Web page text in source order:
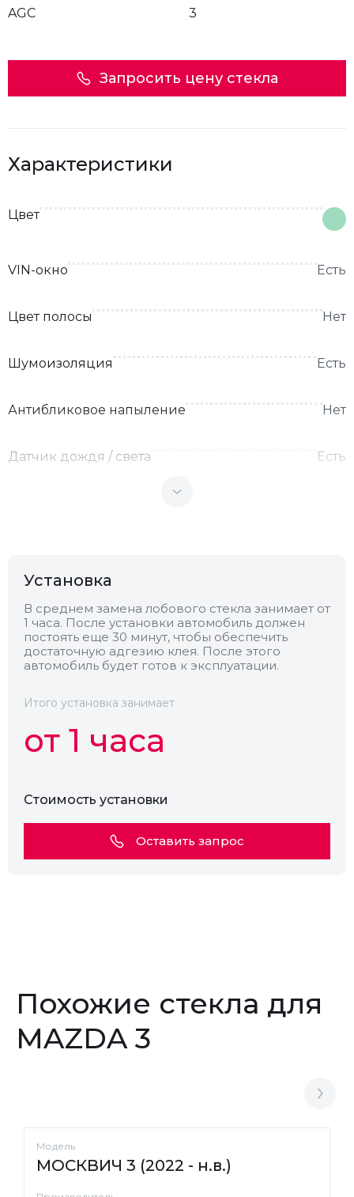
AGC 3
Запросить цену стекла
Характеристики
Цвет
VIN-окно Есть
Цвет полосы Нет
Шумоизоляция Есть
Антибликовое напыление Нет
Датчик дождя / света Есть
Обогрев
Установка
В среднем замена лобового стекла занимает от
1 часа. После установки автомобиль должен
постоять еще 30 минут, чтобы обеспечить
достаточную адгезию клея. После этого
автомобиль будет готов к эксплуатации.
Итого установка занимает
от 1 часа
Стоимость установки
Оставить запрос
Похожие стекла для
MAZDA 3
Модель
МОСКВИЧ 3 (2022 - н.в.)